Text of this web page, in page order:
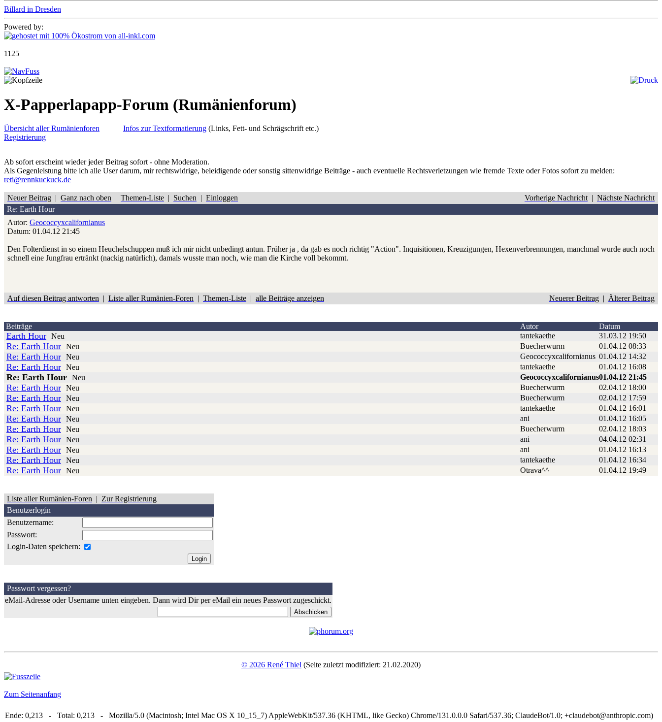
Billard in Dresden
Powered by:
1125
X-Papperlapapp-Forum (Rumänienforum)
Übersicht aller Rumänienforen
Registrierung
Infos zur Textformatierung (Links, Fett- und Schrägschrift etc.)
Ab sofort erscheint wieder jeder Beitrag sofort - ohne Moderation.
Als Gegenleistung bitte ich alle User darum, mir rechtswidrige, beleidigende oder sonstig sittenwidrige Beiträge - auch eventuelle Rechtsverletzungen wie fremde Texte oder Fotos sofort zu melden:
reti@rennkuckuck.de
Neuer Beitrag | Ganz nach oben | Themen-Liste | Suchen | Einloggen Vorherige Nachricht | Nächste Nachricht
Re: Earth Hour
Autor: Geococcyxcalifornianus
Datum: 01.04.12 21:45
Den Folterdienst in so einem Heuchelschuppen muß ich mir nicht unbedingt antun. Früher ja , da gab es noch richtig "Action". Inquisitionen, Kreuzigungen, Hexenverbrennungen, manchmal wurde auch noch
schnell eine Jungfrau ertränkt (nackig natürlich), damals wusste man noch, wie man die Kirche voll bekommt.
Auf diesen Beitrag antworten | Liste aller Rumänien-Foren | Themen-Liste | alle Beiträge anzeigen Neuerer Beitrag | Älterer Beitrag
Beiträge Autor Datum
Earth Hour Neu tantekaethe 31.03.12 19:50
Re: Earth Hour Neu Buecherwurm 01.04.12 08:33
Re: Earth Hour Neu Geococcyxcalifornianus 01.04.12 14:32
Re: Earth Hour Neu tantekaethe 01.04.12 16:08
Re: Earth Hour Neu Geococcyxcalifornianus01.04.12 21:45
Re: Earth Hour Neu Buecherwurm 02.04.12 18:00
Re: Earth Hour Neu Buecherwurm 02.04.12 17:59
Re: Earth Hour Neu tantekaethe 01.04.12 16:01
Re: Earth Hour Neu ani 01.04.12 16:05
Re: Earth Hour Neu Buecherwurm 02.04.12 18:03
Re: Earth Hour Neu ani 04.04.12 02:31
Re: Earth Hour Neu ani 01.04.12 16:13
Re: Earth Hour Neu tantekaethe 01.04.12 16:34
Re: Earth Hour Neu Otrava^^ 01.04.12 19:49
Liste aller Rumänien-Foren | Zur Registrierung
Benutzerlogin
Benutzername:
Passwort:
Login-Daten speichern:
Passwort vergessen?
eMail-Adresse oder Username unten eingeben. Dann wird Dir per eMail ein neues Passwort zugeschickt.
© 2026 René Thiel (Seite zuletzt modifiziert: 21.02.2020)
Zum Seitenanfang
Ende: 0,213 - Total: 0,213 - Mozilla/5.0 (Macintosh; Intel Mac OS X 10_15_7) AppleWebKit/537.36 (KHTML, like Gecko) Chrome/131.0.0.0 Safari/537.36; ClaudeBot/1.0; +claudebot@anthropic.com)